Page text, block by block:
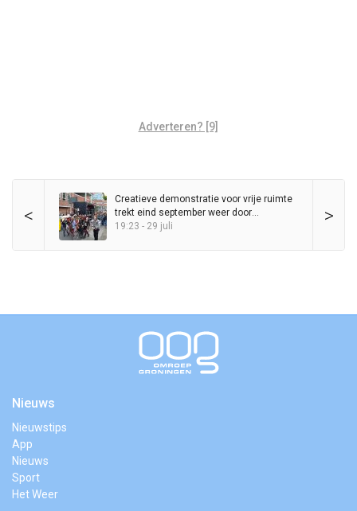
Adverteren? [9]
< >
Creatieve demonstratie voor vrije ruimte
trekt eind september weer door
binnenstad
19:23 - 29 juli
Nieuws
Nieuwstips
App
Nieuws
Sport
Het Weer